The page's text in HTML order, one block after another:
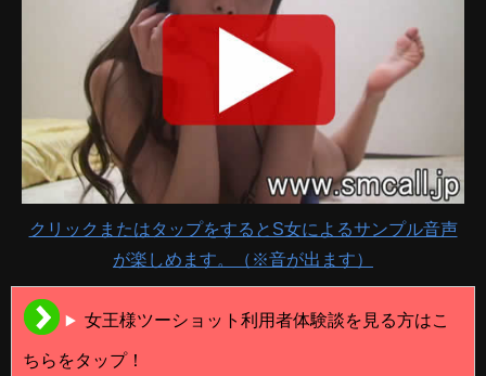
クリックまたはタップをするとS女によるサンプル音声
が楽しめます。（※音が出ます）
女王様ツーショット利用者体験談を見る方はこ
ちらをタップ！